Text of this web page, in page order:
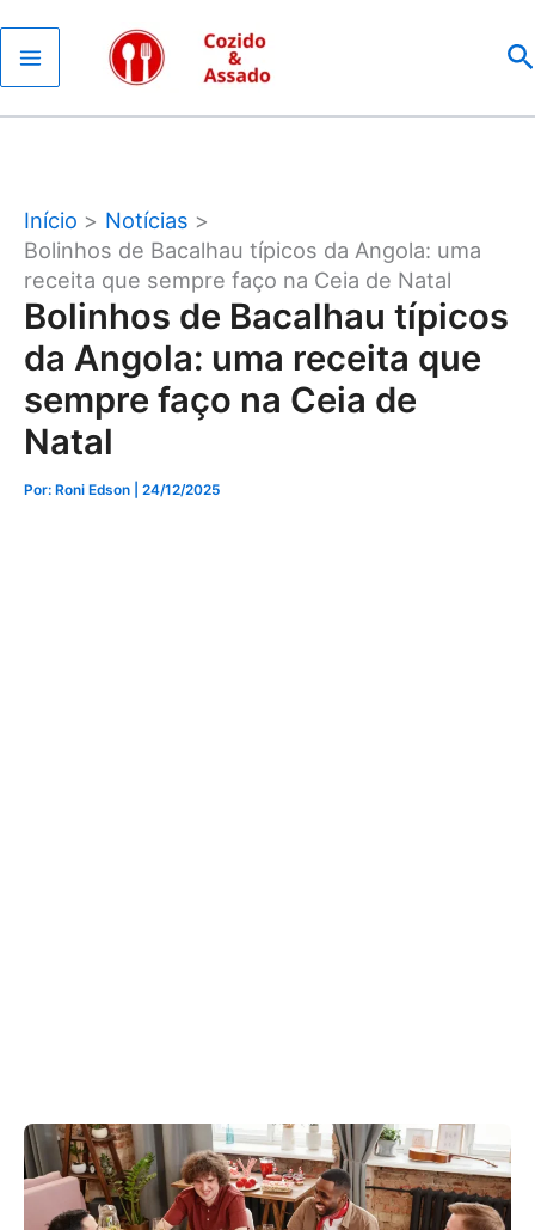
para
o
conteúdo
Início
Notícias
Bolinhos de Bacalhau típicos da Angola: uma
receita que sempre faço na Ceia de Natal
Bolinhos de Bacalhau típicos
da Angola: uma receita que
sempre faço na Ceia de
Natal
Por: Roni Edson | 24/12/2025